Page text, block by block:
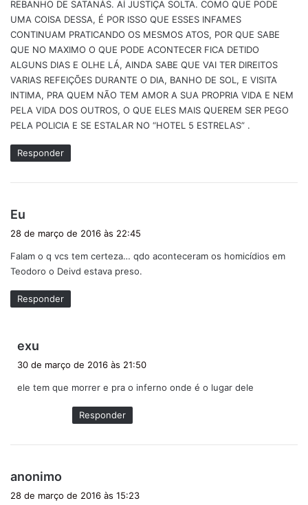
e
:
REBANHO DE SATANÁS. AÍ JUSTIÇA SOLTA. COMO QUE PODE
UMA COISA DESSA, É POR ISSO QUE ESSES INFAMES
CONTINUAM PRATICANDO OS MESMOS ATOS, POR QUE SABE
QUE NO MAXIMO O QUE PODE ACONTECER FICA DETIDO
ALGUNS DIAS E OLHE LÁ, AINDA SABE QUE VAI TER DIREITOS
VARIAS REFEIÇÕES DURANTE O DIA, BANHO DE SOL, E VISITA
INTIMA, PRA QUEM NÃO TEM AMOR A SUA PROPRIA VIDA E NEM
PELA VIDA DOS OUTROS, O QUE ELES MAIS QUEREM SER PEGO
PELA POLICIA E SE ESTALAR NO “HOTEL 5 ESTRELAS” .
Responder
Eu
s
e
:
28 de março de 2016 às 22:45
Falam o q vcs tem certeza… qdo aconteceram os homicídios em
Teodoro o Deivd estava preso.
Responder
exu
s
30 de março de 2016 às 21:50
ele tem que morrer e pra o inferno onde é o lugar dele
Responder
anonimo
28 de março de 2016 às 15:23